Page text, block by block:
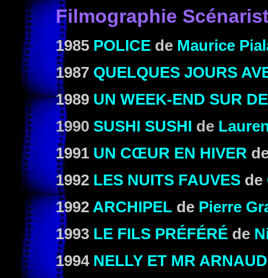
Filmographie
1985 POLICE de Maurice
1987 QUELQUES JOURS
1989 UN WEEK-END SUR
1990 SUSHI SUSHI de
1991 UN CŒUR EN HIVER
1992 LES NUITS FAUVES de
1992 ARCHIPEL de Pierre
1993 LE FILS PRÉFÉRÉ de
1994 NELLY ET MR ARNAUD